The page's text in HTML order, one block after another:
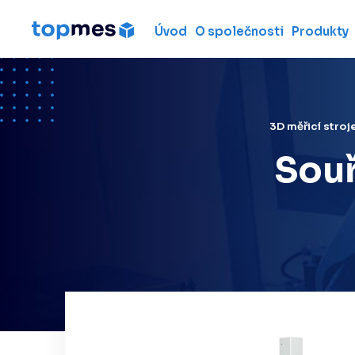
Úvod O společnosti Produkty
Hardware
Měřicí ramena
Laserové skenery
3D měřicí